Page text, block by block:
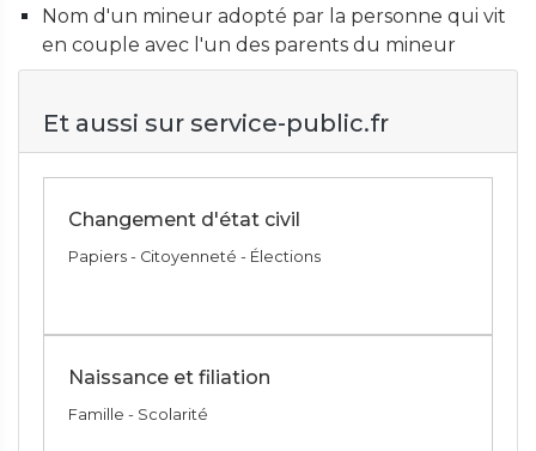
Nom d'un mineur adopté par la personne qui vit
en couple avec l'un des parents du mineur
Et aussi sur service-public.fr
Changement d'état civil
Papiers - Citoyenneté - Élections
Naissance et filiation
Famille - Scolarité